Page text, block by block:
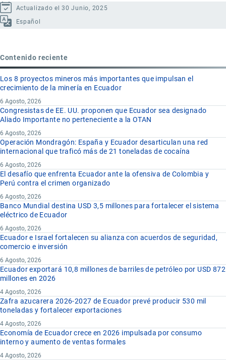
Actualizado el 30 Junio, 2025
Español
Contenido reciente
Los 8 proyectos mineros más importantes que impulsan el
crecimiento de la minería en Ecuador
6 Agosto, 2026
Congresistas de EE. UU. proponen que Ecuador sea designado
Aliado Importante no perteneciente a la OTAN
6 Agosto, 2026
Operación Mondragón: España y Ecuador desarticulan una red
internacional que traficó más de 21 toneladas de cocaína
6 Agosto, 2026
El desafío que enfrenta Ecuador ante la ofensiva de Colombia y
Perú contra el crimen organizado
6 Agosto, 2026
Banco Mundial destina USD 3,5 millones para fortalecer el sistema
eléctrico de Ecuador
6 Agosto, 2026
Ecuador e Israel fortalecen su alianza con acuerdos de seguridad,
comercio e inversión
6 Agosto, 2026
Ecuador exportará 10,8 millones de barriles de petróleo por USD 872
millones en 2026
4 Agosto, 2026
Zafra azucarera 2026-2027 de Ecuador prevé producir 530 mil
toneladas y fortalecer exportaciones
4 Agosto, 2026
Economía de Ecuador crece en 2026 impulsada por consumo
interno y aumento de ventas formales
4 Agosto, 2026